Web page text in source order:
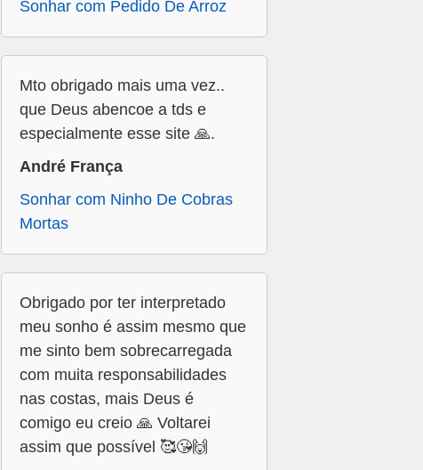
Sonhar com Pedido De Arroz
Mto obrigado mais uma vez..
que Deus abencoe a tds e
especialmente esse site 🙏.
André França
Sonhar com Ninho De Cobras
Mortas
Obrigado por ter interpretado
meu sonho é assim mesmo que
me sinto bem sobrecarregada
com muita responsabilidades
nas costas, mais Deus é
comigo eu creio 🙏 Voltarei
assim que possível 🥰😘🙌